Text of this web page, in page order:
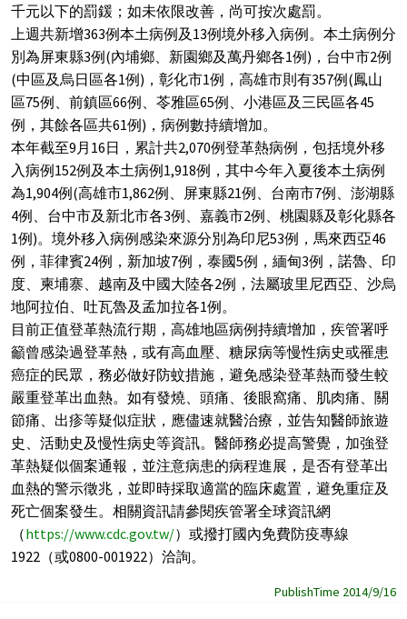
千元以下的罰鍰；如未依限改善，尚可按次處罰。
上週共新增363例本土病例及13例境外移入病例。本土病例分
別為屏東縣3例(內埔鄉、新園鄉及萬丹鄉各1例)，台中市2例
(中區及烏日區各1例)，彰化市1例，高雄市則有357例(鳳山
區75例、前鎮區66例、苓雅區65例、小港區及三民區各45
例，其餘各區共61例)，病例數持續增加。
本年截至9月16日，累計共2,070例登革熱病例，包括境外移
入病例152例及本土病例1,918例，其中今年入夏後本土病例
為1,904例(高雄市1,862例、屏東縣21例、台南市7例、澎湖縣
4例、台中市及新北市各3例、嘉義市2例、桃園縣及彰化縣各
1例)。境外移入病例感染來源分別為印尼53例，馬來西亞46
例，菲律賓24例，新加坡7例，泰國5例，緬甸3例，諾魯、印
度、柬埔寨、越南及中國大陸各2例，法屬玻里尼西亞、沙烏
地阿拉伯、吐瓦魯及孟加拉各1例。
目前正值登革熱流行期，高雄地區病例持續增加，疾管署呼
籲曾感染過登革熱，或有高血壓、糖尿病等慢性病史或罹患
癌症的民眾，務必做好防蚊措施，避免感染登革熱而發生較
嚴重登革出血熱。如有發燒、頭痛、後眼窩痛、肌肉痛、關
節痛、出疹等疑似症狀，應儘速就醫治療，並告知醫師旅遊
史、活動史及慢性病史等資訊。醫師務必提高警覺，加強登
革熱疑似個案通報，並注意病患的病程進展，是否有登革出
血熱的警示徵兆，並即時採取適當的臨床處置，避免重症及
死亡個案發生。相關資訊請參閱疾管署全球資訊網
（https://www.cdc.gov.tw/）或撥打國內免費防疫專線
1922（或0800-001922）洽詢。
PublishTime 2014/9/16